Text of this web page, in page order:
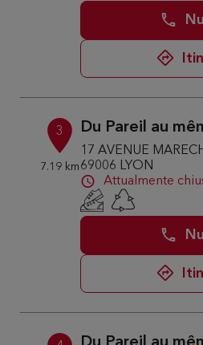
3
7.19 km
Du Pareil au
17 AVENUE
69006 LYON
Attualmente